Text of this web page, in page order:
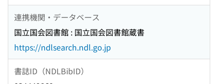
連携機関・データベース
国立国会図書館 : 国立国会図書館蔵書
https://ndlsearch.ndl.go.jp
書誌ID（NDLBibID）